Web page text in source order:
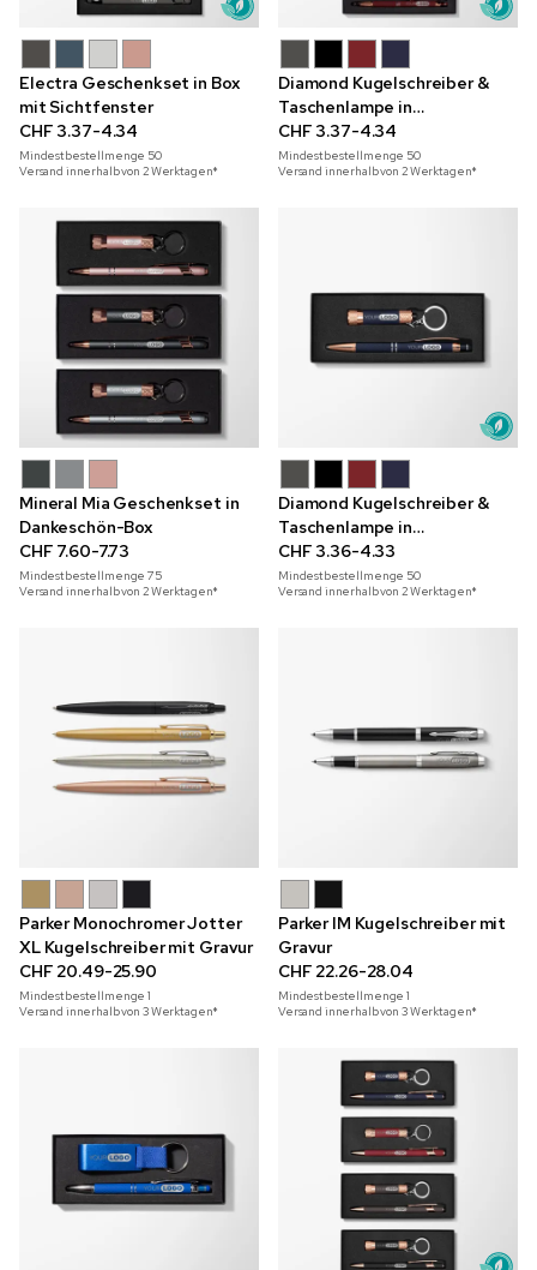
Electra Geschenkset in Box
mit Sichtfenster
CHF 3.37-4.34
Mindestbestellmenge 50
Versand innerhalb von 2 Werktagen*
Diamond Kugelschreiber &
Taschenlampe in
Geschenkbox mit Schleife
CHF 3.37-4.34
Mindestbestellmenge 50
Versand innerhalb von 2 Werktagen*
Mineral Mia Geschenkset in
Dankeschön-Box
CHF 7.60-7.73
Mindestbestellmenge75
Versand innerhalb von 2 Werktagen*
Diamond Kugelschreiber &
Taschenlampe in
Geschenkbox mit
Schneeflocken
CHF 3.36-4.33
Mindestbestellmenge 50
Versand innerhalb von 2 Werktagen*
Parker Monochromer Jotter
XL Kugelschreiber mit Gravur
CHF 20.49-25.90
Mindestbestellmenge1
Versand innerhalb von 3 Werktagen*
Parker IM Kugelschreiber mit
Gravur
CHF 22.26-28.04
Mindestbestellmenge1
Versand innerhalb von 3 Werktagen*